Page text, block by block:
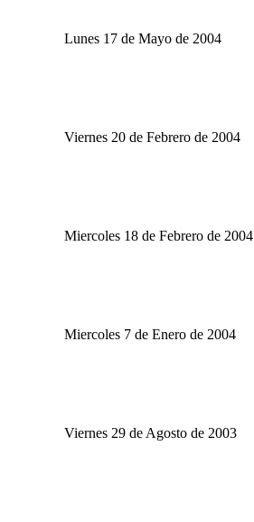
Lunes 17 de Mayo de 2004
Viernes 20 de Febrero de 2004
Miercoles 18 de Febrero de 2004
Miercoles 7 de Enero de 2004
Viernes 29 de Agosto de 2003